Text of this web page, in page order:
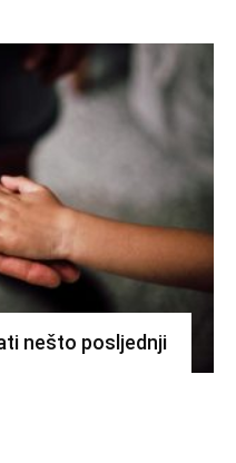
nešto posljednji